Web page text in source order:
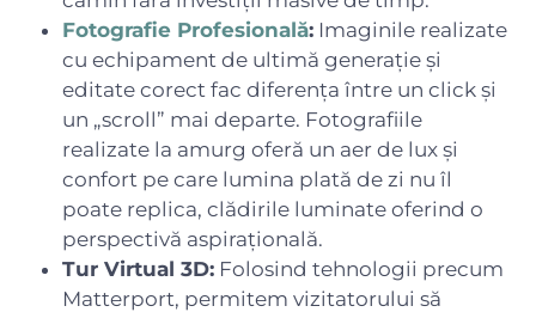
Fotografie Profesională: Imaginile realizate
cu echipament de ultimă generație și
editate corect fac diferența între un click și
un „scroll” mai departe. Fotografiile
realizate la amurg oferă un aer de lux și
confort pe care lumina plată de zi nu îl
poate replica, clădirile luminate oferind o
perspectivă aspirațională.
Tur Virtual 3D: Folosind tehnologii precum
Matterport, permitem vizitatorului să